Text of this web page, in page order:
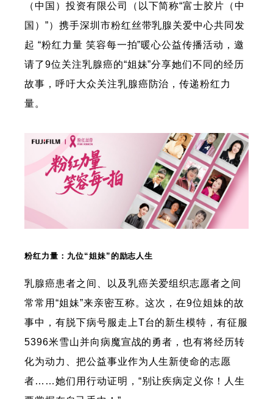
（中国）投资有限公司（以下简称“富士胶片（中
国）”）携手深圳市粉红丝带乳腺关爱中心共同发
起 “粉红力量 笑容每一拍”暖心公益传播活动，邀
请了9位关注乳腺癌的“姐妹”分享她们不同的经历
故事，呼吁大众关注乳腺癌防治，传递粉红力
量。
粉红力量：九位“姐妹”的励志人生
乳腺癌患者之间、以及乳癌关爱组织志愿者之间
常常用“姐妹”来亲密互称。这次，在9位姐妹的故
事中，有脱下病号服走上T台的新生模特，有征服
5396米雪山并向病魔宣战的勇者，也有将经历转
化为动力、把公益事业作为人生新使命的志愿
者……她们用行动证明，“别让疾病定义你！人生